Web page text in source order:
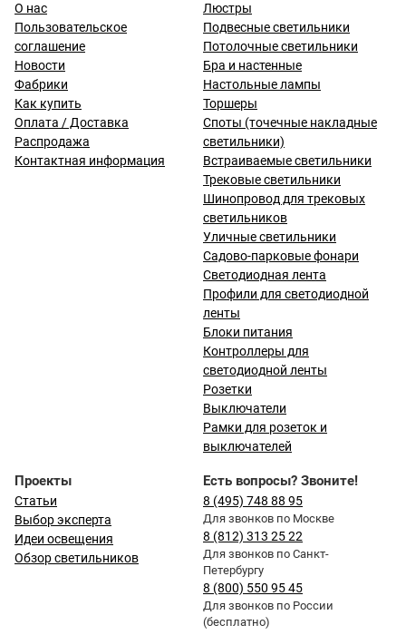
О нас
Пользовательское
соглашение
Новости
Фабрики
Как купить
Оплата / Доставка
Распродажа
Контактная информация
Люстры
Подвесные светильники
Потолочные светильники
Бра и настенные
Настольные лампы
Торшеры
Споты (точечные накладные
светильники)
Встраиваемые светильники
Трековые светильники
Шинопровод для трековых
светильников
Уличные светильники
Садово-парковые фонари
Светодиодная лента
Профили для светодиодной
ленты
Блоки питания
Контроллеры для
светодиодной ленты
Розетки
Выключатели
Рамки для розеток и
выключателей
Проекты
Статьи
Выбор эксперта
Идеи освещения
Обзор светильников
Есть вопросы? Звоните!
8 (495) 748 88 95
Для звонков по Москве
8 (812) 313 25 22
Для звонков по Санкт-
Петербургу
8 (800) 550 95 45
Для звонков по России
(бесплатно)